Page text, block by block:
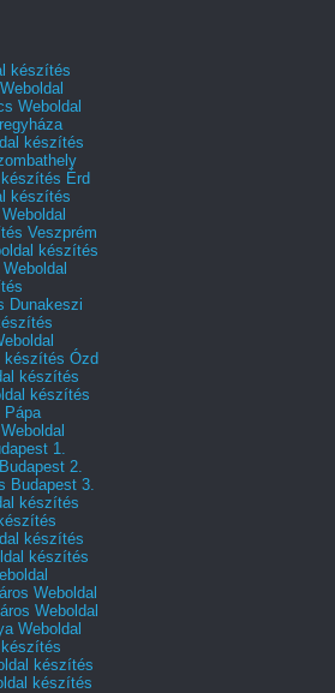
készítés
Weboldal
Weboldal
készítés
Érd
készítés
Weboldal
Veszprém
készítés
Weboldal
Dunakeszi
készítés Ózd
készítés
készítés
Pápa
Weboldal
1.
2.
Budapest 3.
készítés
készítés
készítés
Weboldal
Weboldal
Weboldal
készítés
készítés